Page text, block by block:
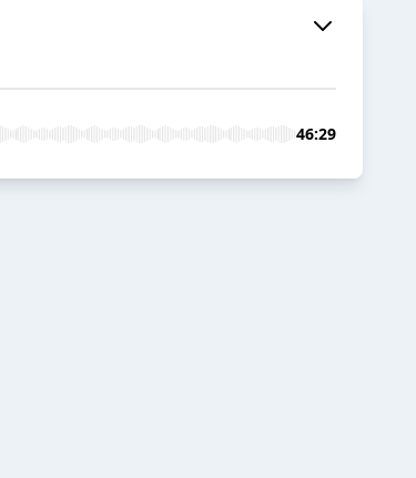
46:29